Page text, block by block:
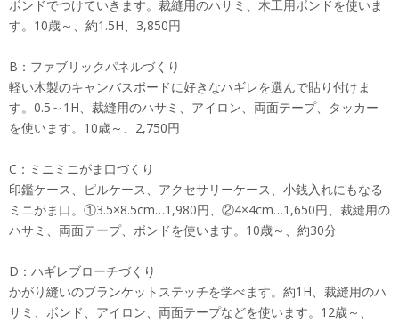
ボンドでつけていきます。裁縫用のハサミ、木工用ボンドを使いま
す。10歳～、約1.5H、3,850円
B：ファブリックパネルづくり
軽い木製のキャンバスボードに好きなハギレを選んで貼り付けま
す。0.5～1H、裁縫用のハサミ、アイロン、両面テープ、タッカー
を使います。10歳～、2,750円
C：ミニミニがま口づくり
印鑑ケース、ピルケース、アクセサリーケース、小銭入れにもなる
ミニがま口。①3.5×8.5cm…1,980円、②4×4cm…1,650円、裁縫用の
ハサミ、両面テープ、ボンドを使います。10歳～、約30分
D：ハギレブローチづくり
かがり縫いのブランケットステッチを学べます。約1H、裁縫用のハ
サミ、ボンド、アイロン、両面テープなどを使います。12歳～、